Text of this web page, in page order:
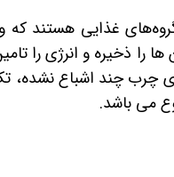
غذایی هستند
را ذخیره و انرژی را
می باشد.